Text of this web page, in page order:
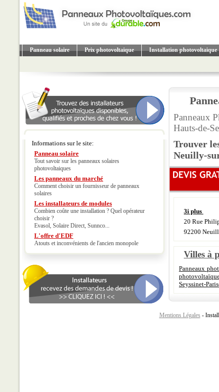
Panneau solaire Prix photovoltaique Installation photovoltaique
Informations sur le site:
Panneau solaire
Tout savoir sur les panneaux solaires
photovoltaiques
Les panneaux du marché
Comment choisir un fournisseur de panneaux
solaires
Les installateurs de modules
Combien coûte une installation ? Quel opérateur
choisir ?
Evasol, Solaire Direct, Sunnco...
L'offre d'EDF
Atouts et inconvénients de l'ancien monopole
Panneaux
Hauts-de-
Trouver
Neuilly-
3i plus
20 Rue
92200
Villes à
Panneaux
Seyssinet-
Mentions Légales -